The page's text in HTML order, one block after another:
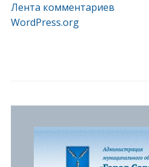
Лента комментариев
WordPress.org